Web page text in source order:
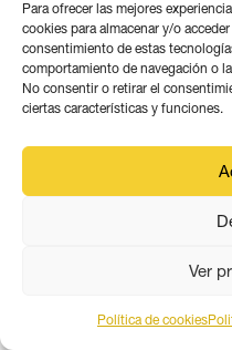
Para ofrecer las mejores
cookies para almacenar y/o
consentimiento de estas
comportamiento de navegación o
No consentir o retirar el
ciertas características y funciones.
Ver
Política de cookies
Política